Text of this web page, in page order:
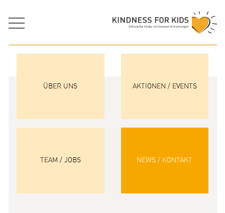
ÜBER UNS AKTIONEN / EVENTS
TEAM / JOBS NEWS / KONTAKT